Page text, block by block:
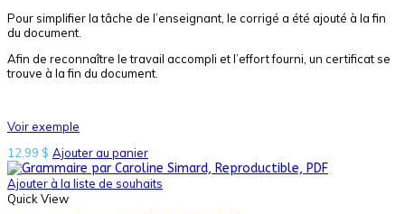
Pour simplifier la tâche de l’enseignant, le corrigé a été ajouté à la fin
du document.
Afin de reconnaître le travail accompli et l’effort fourni, un certificat se
trouve à la fin du document.
Voir exemple
12,99 $ Ajouter au panier
Ajouter à la liste de souhaits
Quick View